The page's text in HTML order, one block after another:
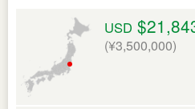
USD
(¥3,500,000)